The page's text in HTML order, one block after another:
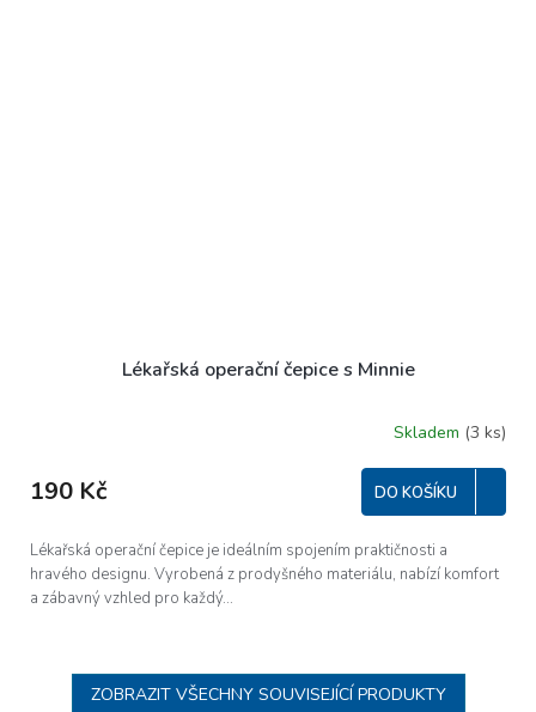
Lékařská operační čepice s Minnie
Skladem (3 ks)
190 Kč DO KOŠÍKU
Lékařská operační čepice je ideálním spojením praktičnosti a
hravého designu. Vyrobená z prodyšného materiálu, nabízí komfort
a zábavný vzhled pro každý...
ZOBRAZIT VŠECHNY SOUVISEJÍCÍ PRODUKTY